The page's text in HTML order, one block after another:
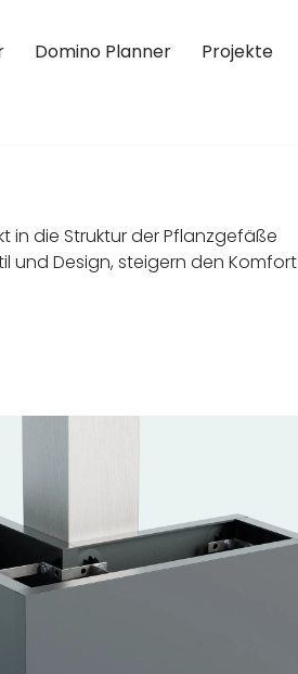
Domino Planner
Projekte
in die Struktur der Pflanzgefäße
und Design, steigern den Komfort